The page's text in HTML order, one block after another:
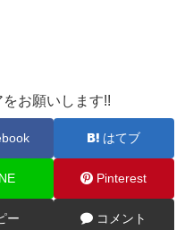
お願いします!!
はてブ
Pinterest
ー コメント